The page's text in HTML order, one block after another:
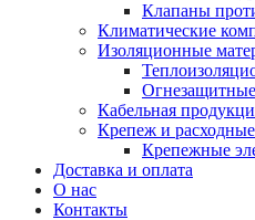
Клапаны
Климатические
Изоляционные
Кабельная
Крепеж и
Крепежные
Доставка и оплата
О нас
Контакты